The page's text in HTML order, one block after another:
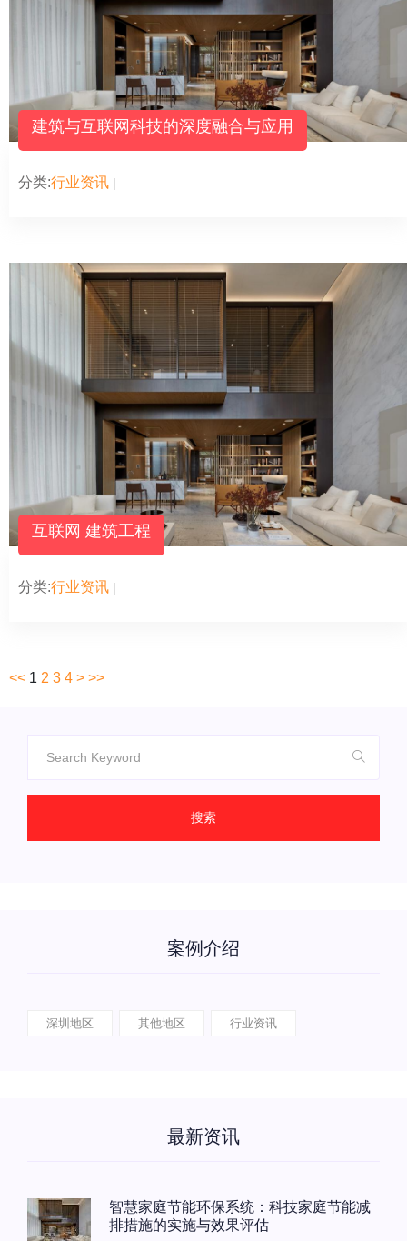
建筑与互联网科技的深度融合与应用
分类:行业资讯
互联网 建筑工程
分类:行业资讯
<< 1 2 3 4 > >>
搜索
案例介绍
深圳地区 其他地区 行业资讯
最新资讯
智慧家庭节能环保系统：科技家庭节能减
排措施的实施与效果评估